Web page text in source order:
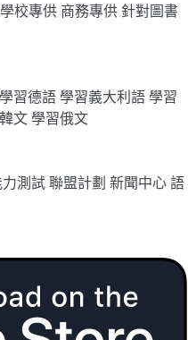
學校專供 商務專供 針對圖書
學習德語學習義大利語學習
文學習俄文
測試聯盟計劃 新聞中心語